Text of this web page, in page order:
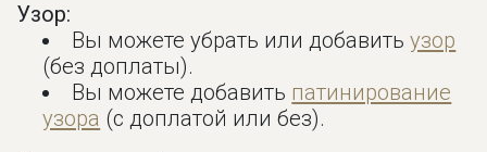
Узор:
Вы можете убрать или добавитьузор
(без доплаты).
Вы можете добавить патинирование
узора (с доплатой или без).